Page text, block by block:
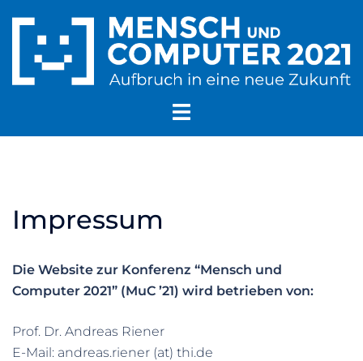
springen
Menü
Impressum
Die Website zur Konferenz “Mensch und
Computer 2021” (MuC ’21) wird betrieben von:
Prof. Dr. Andreas Riener
E-Mail: andreas.riener (at) thi.de